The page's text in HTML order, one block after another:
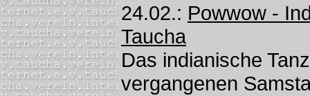
24.02.: Powwow -
Taucha
Das indianische
vergangenen